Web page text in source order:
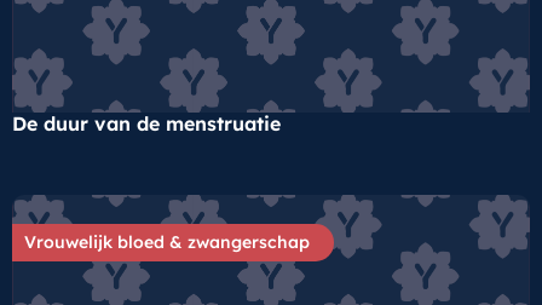
De duur van de menstruatie
Vrouwelijk bloed & zwangerschap